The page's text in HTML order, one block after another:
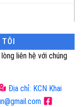
TÔI
liên hệ với chúng
Địa chỉ: KCN Khai